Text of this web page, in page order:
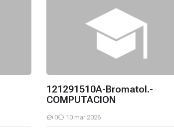
121291510A-Bromatol.-
COMPUTACION
0
Estudiantes
10 mar 2026